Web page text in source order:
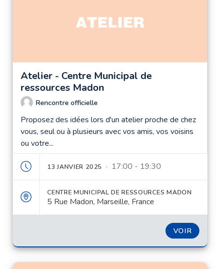
Atelier - Centre Municipal de
ressources Madon
Rencontre officielle
Proposez des idées lors d'un atelier proche de chez
vous, seul ou à plusieurs avec vos amis, vos voisins
ou votre...
13 JANVIER 2025 · 17:00 - 19:30
CENTRE MUNICIPAL DE RESSOURCES MADON
5 Rue Madon, Marseille, France
VOIR